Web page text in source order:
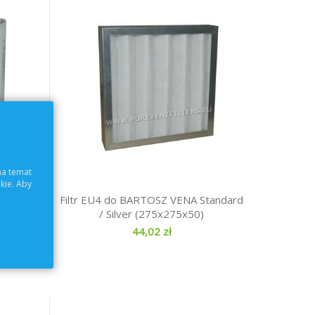
Filtr EU4 do BARTOSZ VENA Standard
/ Silver (275x275x50)
44,02 zł
temat
Aby